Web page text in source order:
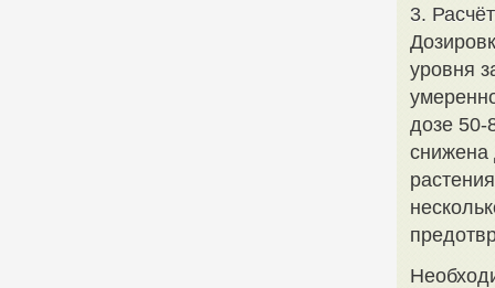
3.
уровня
дозе 50-
снижена